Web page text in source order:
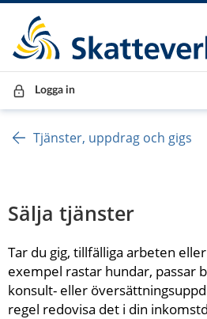
Till innehåll
Till navigationen
Till chattrobot
Logga in
Tjänster, uppdrag och gigs
Sälja tjänster
Tar du gig, tillfälliga arbeten
exempel rastar hundar, passar
konsult- eller
regel redovisa det i din